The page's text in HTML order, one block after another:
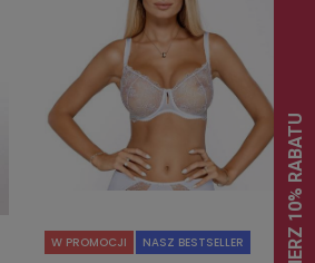
W PROMOCJI NASZ BESTSELLER